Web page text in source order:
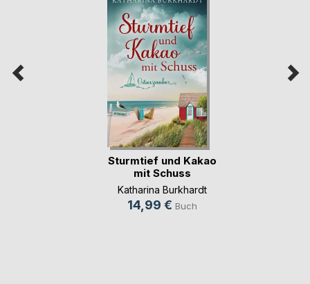
Sturmtief und Kakao
mit Schuss
Katharina Burkhardt
14,99 € Buch